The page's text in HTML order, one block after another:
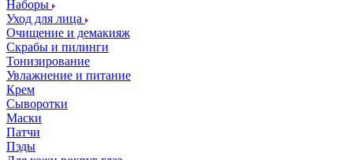
Наборы
Уход для лица
Очищение и демакияж
Скрабы и пилинги
Тонизирование
Увлажнение и питание
Крем
Сыворотки
Маски
Патчи
Пэды